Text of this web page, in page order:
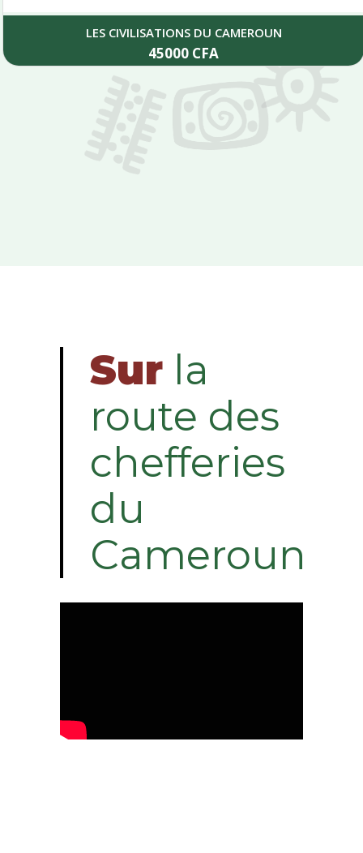
LES CIVILISATIONS DU CAMEROUN
45000 CFA
Sur la
route des
chefferies
du
Cameroun